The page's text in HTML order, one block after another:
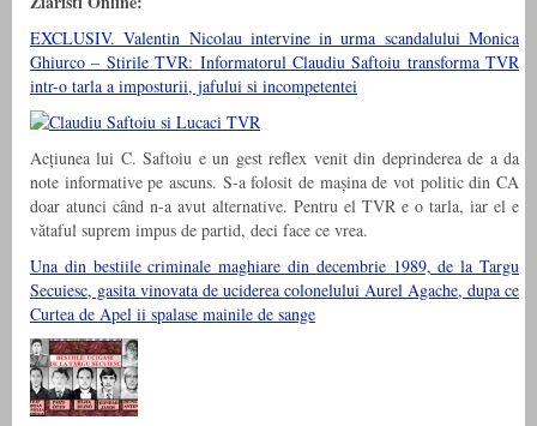
EXCLUSIV. Valentin Nicolau intervine in urma scandalului Monica
Ghiurco – Stirile TVR: Informatorul Claudiu Saftoiu transforma TVR
intr-o tarla a imposturii, jafului si incompetentei
Acțiunea lui C. Saftoiu e un gest reflex venit din deprinderea de a da
note informative pe ascuns. S-a folosit de mașina de vot politic din CA
doar atunci când n-a avut alternative. Pentru el TVR e o tarla, iar el e
vătaful suprem impus de partid, deci face ce vrea.
Una din bestiile criminale maghiare din decembrie 1989, de la Targu
Secuiesc, gasita vinovata de uciderea colonelului Aurel Agache, dupa ce
Curtea de Apel ii spalase mainile de sange